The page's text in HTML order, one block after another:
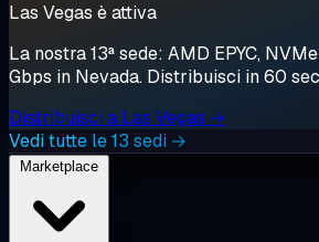
Las Vegas è attiva
La nostra 13ª sede: AMD EPYC,
Gbps in Nevada. Distribuisci in 60
Distribuisci a Las Vegas →
Vedi tutte le 13 sedi →